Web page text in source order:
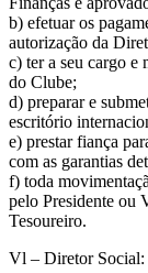
b) efetuar os
autorização da
c) ter a seu cargo e
do Clube;
d) preparar e
escritório
e) prestar fiança
com as garantias
f) toda
pelo Presidente ou
Tesoureiro.
Vl – Diretor Social: